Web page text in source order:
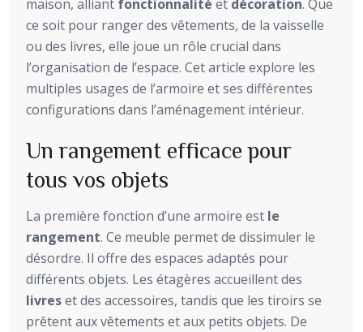
maison, alliant fonctionnalité et décoration. Que
ce soit pour ranger des vêtements, de la vaisselle
ou des livres, elle joue un rôle crucial dans
l’organisation de l’espace. Cet article explore les
multiples usages de l’armoire et ses différentes
configurations dans l’aménagement intérieur.
Un rangement efficace pour
tous vos objets
La première fonction d’une armoire est le
rangement. Ce meuble permet de dissimuler le
désordre. Il offre des espaces adaptés pour
différents objets. Les étagères accueillent des
livreset des accessoires, tandis que les tiroirs se
prêtent aux vêtements et aux petits objets. De